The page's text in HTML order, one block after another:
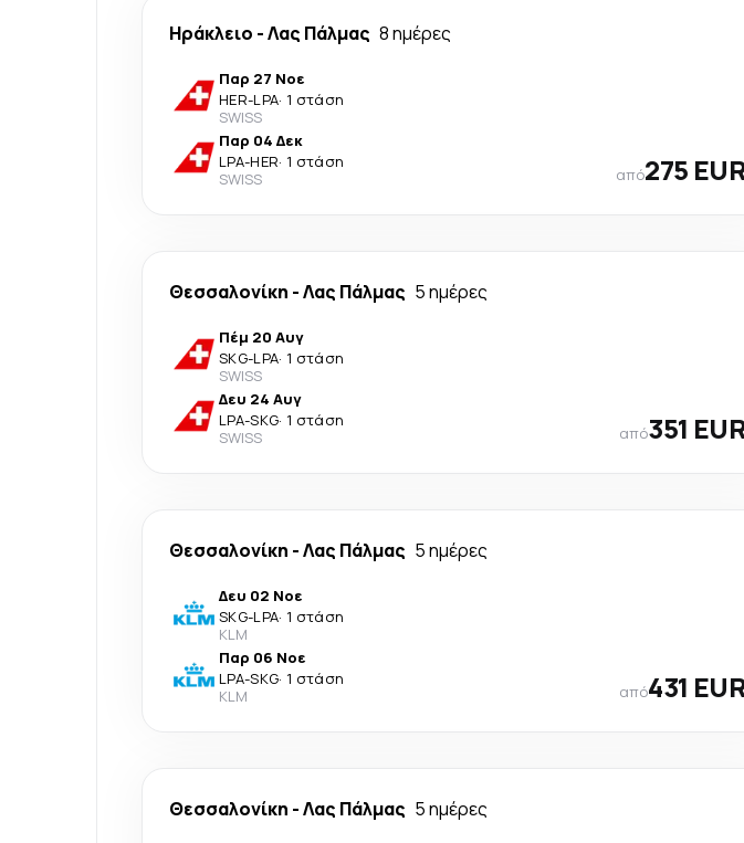
Ηράκλειο -Λας Πάλμας 8 ημέρες
Παρ 27 Νοε
HER-LPA· 1 στάση
SWISS
Παρ 04 Δεκ
LPA-HER· 1 στάση
SWISS
από275
Θεσσαλονίκη -Λας Πάλμας 5 ημέρες
Πέμ 20 Αυγ
SKG-LPA· 1 στάση
SWISS
Δευ 24 Αυγ
LPA-SKG· 1 στάση
SWISS
από351
Θεσσαλονίκη -Λας Πάλμας 5 ημέρες
Δευ 02 Νοε
SKG-LPA· 1 στάση
KLM
Παρ 06 Νοε
LPA-SKG· 1 στάση
KLM
από431
Θεσσαλονίκη -Λας Πάλμας 5 ημέρες